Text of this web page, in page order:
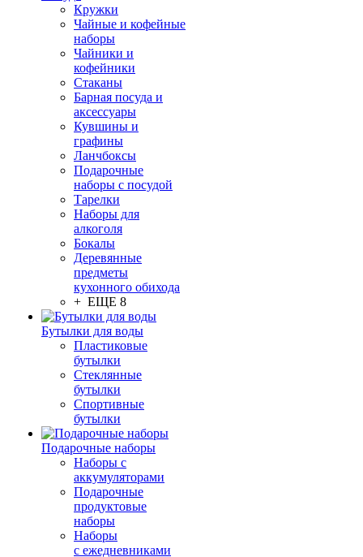
Кружки
Чайные и кофейные
наборы
Чайники и
кофейники
Стаканы
Барная посуда и
аксессуары
Кувшины и
графины
Ланчбоксы
Подарочные
наборы с посудой
Тарелки
Наборы для
алкоголя
Бокалы
Деревянные
предметы
кухонного обихода
+ ЕЩЕ 8
Бутылки для воды
Пластиковые
бутылки
Стеклянные
бутылки
Спортивные
бутылки
Подарочные наборы
Наборы с
аккумуляторами
Подарочные
продуктовые
наборы
Наборы
с ежедневниками